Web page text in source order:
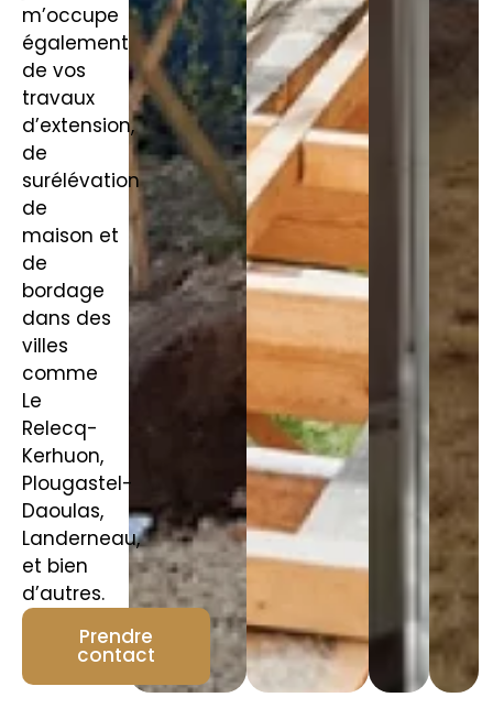
m’occupe
également
de vos
travaux
d’extension,
de
surélévation
de
maison et
de
bordage
dans des
villes
comme
Le
Relecq-
Kerhuon,
Plougastel-
Daoulas,
Landerneau,
et bien
d’autres.
Prendre
contact